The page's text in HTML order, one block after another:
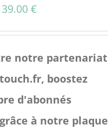
être
choisies
la
page
39.00€
notre partenariat
boostez
d'abonnés
à notre plaque